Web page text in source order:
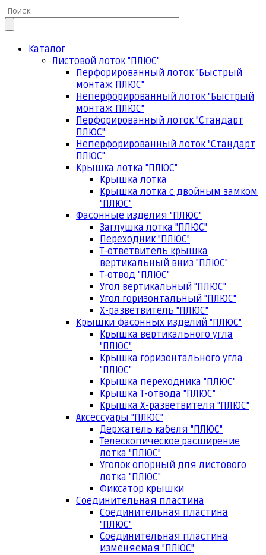
Каталог
Листовой лоток "ПЛЮС"
Перфорированный лоток "Быстрый
монтаж ПЛЮС"
Неперфорированный лоток "Быстрый
монтаж ПЛЮС"
Перфорированный лоток "Стандарт
ПЛЮС"
Неперфорированный лоток "Стандарт
ПЛЮС"
Крышка лотка "ПЛЮС"
Крышка лотка
Крышка лотка с двойным замком
"ПЛЮС"
Фасонные изделия "ПЛЮС"
Заглушка лотка "ПЛЮС"
Переходник "ПЛЮС"
Т-ответвитель крышка
вертикальный вниз "ПЛЮС"
Т-отвод "ПЛЮС"
Угол вертикальный "ПЛЮС"
Угол горизонтальный "ПЛЮС"
Х-разветвитель "ПЛЮС"
Крышки фасонных изделий "ПЛЮС"
Крышка вертикального угла
"ПЛЮС"
Крышка горизонтального угла
"ПЛЮС"
Крышка переходника "ПЛЮС"
Крышка Т-отвода "ПЛЮС"
Крышка Х-разветвителя "ПЛЮС"
Аксессуары "ПЛЮС"
Держатель кабеля "ПЛЮС"
Телескопическое расширение
лотка "ПЛЮС"
Уголок опорный для листового
лотка "ПЛЮС"
Фиксатор крышки
Соединительная пластина
Соединительная пластина
"ПЛЮС"
Соединительная пластина
изменяемая "ПЛЮС"